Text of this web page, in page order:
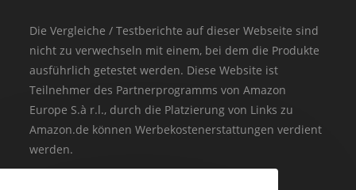
Die Vergleiche / Testberichte auf dieser Webseite sind
nicht zu verwechseln mit einem, bei dem die Produkte
ausführlich getestet werden. Diese Website ist
Teilnehmer des Partnerprogramms von Amazon
Europe S.à r.l., durch die Platzierung von Links zu
Amazon.de können Werbekostenerstattungen verdient
werden.